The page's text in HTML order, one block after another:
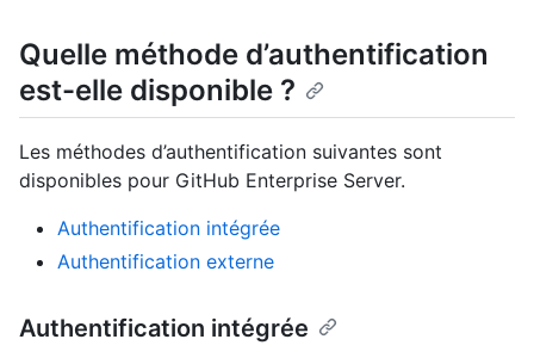
Quelle méthode d’authentification
est-elle disponible ?
Les méthodes d’authentification suivantes sont
disponibles pour GitHub Enterprise Server.
Authentification intégrée
Authentification externe
Authentification intégrée